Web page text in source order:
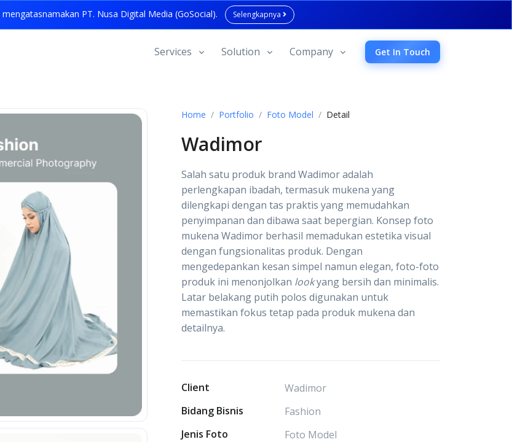
mengatasnamakan PT. Nusa Digital Media (GoSocial). Selengkapnya
Services Solution Company Get In Touch
Home Portfolio Foto Model Detail
Wadimor
Salah satu produk brand Wadimor adalah
perlengkapan ibadah, termasuk mukena yang
dilengkapi dengan tas praktis yang memudahkan
penyimpanan dan dibawa saat bepergian. Konsep foto
mukena Wadimor berhasil memadukan estetika visual
dengan fungsionalitas produk. Dengan
mengedepankan kesan simpel namun elegan, foto-foto
produk ini menonjolkan lookyang bersih dan minimalis.
Latar belakang putih polos digunakan untuk
memastikan fokus tetap pada produk mukena dan
detailnya.
Client
Wadimor
Bidang Bisnis
Fashion
Jenis Foto
Foto Model